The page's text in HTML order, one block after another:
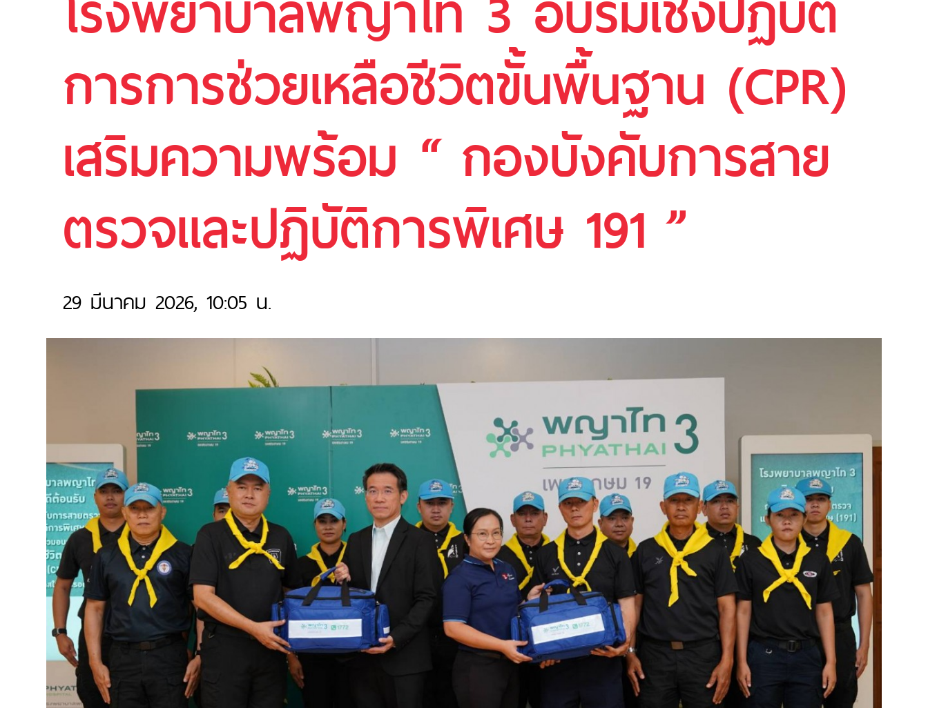
การการช่วยเหลือชีวิตขั้นพื้นฐาน (CPR)
เสริมความพร้อม “ กองบังคับการสาย
ตรวจและปฏิบัติการพิเศษ 191 ”
29 มีนาคม 2026, 10:05 น.